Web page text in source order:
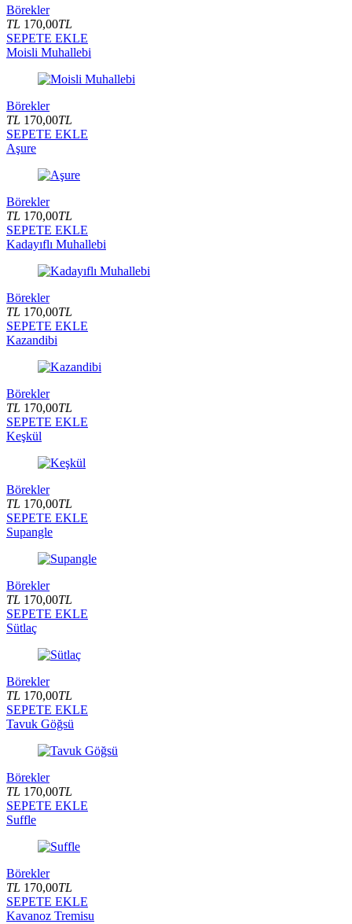
Börekler
TL 170,00TL
SEPETE EKLE
Moisli Muhallebi
Börekler
TL 170,00TL
SEPETE EKLE
Aşure
Börekler
TL 170,00TL
SEPETE EKLE
Kadayıflı Muhallebi
Börekler
TL 170,00TL
SEPETE EKLE
Kazandibi
Börekler
TL 170,00TL
SEPETE EKLE
Keşkül
Börekler
TL 170,00TL
SEPETE EKLE
Supangle
Börekler
TL 170,00TL
SEPETE EKLE
Sütlaç
Börekler
TL 170,00TL
SEPETE EKLE
Tavuk Göğsü
Börekler
TL 170,00TL
SEPETE EKLE
Suffle
Börekler
TL 170,00TL
SEPETE EKLE
Kavanoz Tremisu